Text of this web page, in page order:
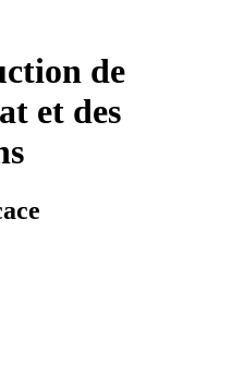
de
et des